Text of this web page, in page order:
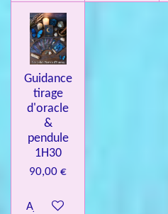
Guidance
tirage
d'oracle
&
pendule
1H30
90,00 €
Ajouter au panier